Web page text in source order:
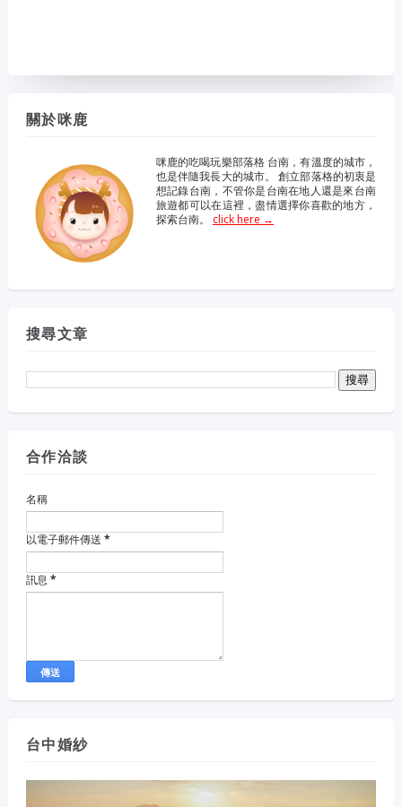
關於咪鹿
咪鹿的吃喝玩樂部落格 台南，有溫度的城市，
也是伴隨我長大的城市。 創立部落格的初衷是
想記錄台南，不管你是台南在地人還是來台南
旅遊都可以在這裡，盡情選擇你喜歡的地方，
探索台南。 click here →
搜尋文章
合作洽談
名稱
以電子郵件傳送 *
訊息 *
台中婚紗